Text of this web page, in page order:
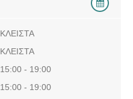
ΚΛΕΙΣΤΑ
ΚΛΕΙΣΤΑ
15:00 - 19:00
15:00 - 19:00